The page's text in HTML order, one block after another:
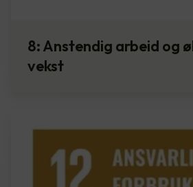
8: Anstendig arbeid og
vekst